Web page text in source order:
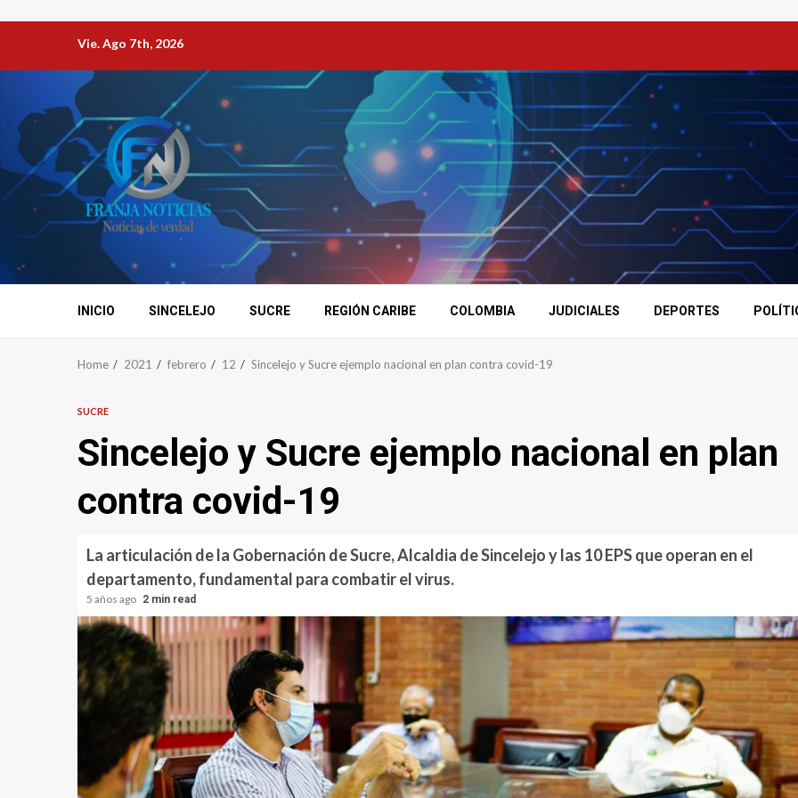
Vie. Ago 7th, 2026
INICIO SINCELEJO SUCRE REGIÓN CARIBE COLOMBIA JUDICIALES DEPORTES
Home 2021 febrero 12 Sincelejo y Sucre ejemplo nacional en plan contra covid-19
SUCRE
Sincelejo y Sucre ejemplo nacional en plan
contra covid-19
La articulación de la Gobernación de Sucre, Alcaldia de Sincelejo y las 10 EPS que operan en el
departamento, fundamental para combatir el virus.
5 años ago 2 min read